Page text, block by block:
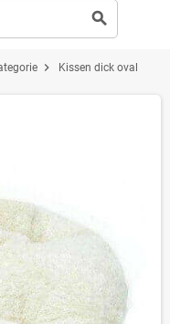
search
chevron_right Kissen dick oval